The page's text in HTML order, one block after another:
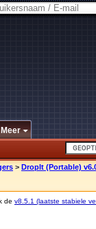
Meer
> DropIt (Portable)
de v8.5.1 (laatste stabiele